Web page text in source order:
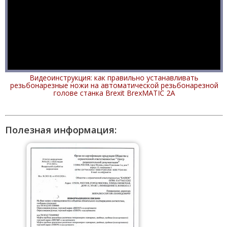
Видеоинструкция: как правильно устанавливать
резьбонарезные ножи на автоматической резьбонарезной
голове станка Brexit BrexMATIC 2A
Полезная информация: